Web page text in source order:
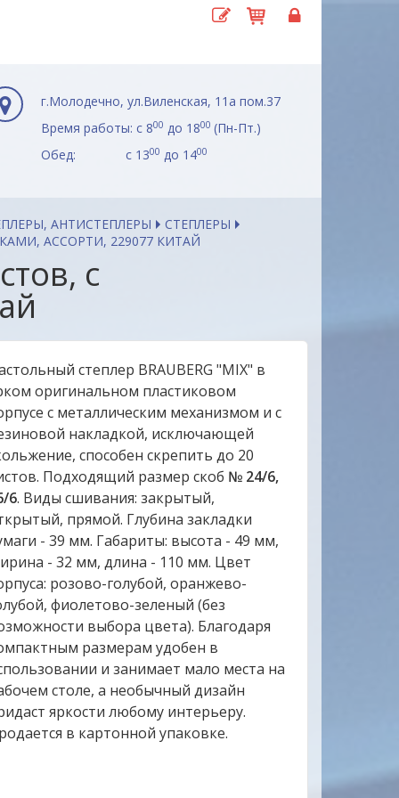
г.Молодечно, ул.Виленская, 11а пом.37
Время работы: с 800 до 1800 (Пн-Пт.)
Обед: с 1300 до 1400
АНТИСТЕПЛЕРЫ
СТЕПЛЕРЫ
АССОРТИ, 229077 КИТАЙ
с
степлер BRAUBERG "MIX" в
оригинальном пластиковом
с металлическим механизмом и с
накладкой, исключающей
cпособен скрепить до 20
Подходящий размер скоб № 24/6,
6. Виды сшивания: закрытый,
прямой. Глубина закладки
- 39 мм. Габариты: высота - 49 мм,
- 32 мм, длина - 110 мм. Цвет
розово-голубой, оранжево-
фиолетово-зеленый (без
выбора цвета). Благодаря
размерам удобен в
и занимает мало места на
столе, а необычный дизайн
яркости любому интерьеру.
в картонной упаковке.